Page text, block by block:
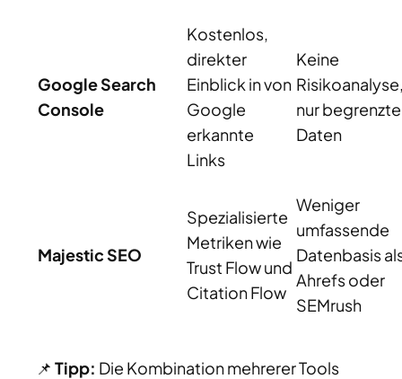
Google Search
Console
Kostenlos,
direkter
Einblick in von
Google
erkannte
Links
Keine
nur begrenzte
Daten
Majestic SEO
Spezialisierte
Metriken wie
Trust Flow und
Citation Flow
Weniger
umfassende
Datenbasis
Ahrefs oder
SEMrush
📌 Tipp: Die Kombination mehrerer Tools